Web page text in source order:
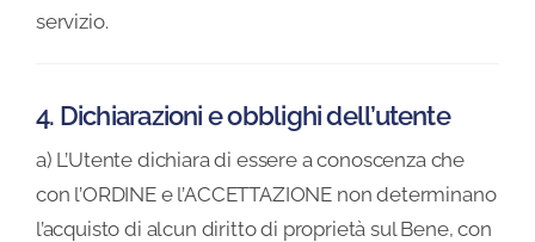
servizio.
4. Dichiarazioni e obblighi dell’utente
a) L’Utente dichiara di essere a conoscenza che
con l’ORDINE e l’ACCETTAZIONE non determinano
l’acquisto di alcun diritto di proprietà sul Bene, con